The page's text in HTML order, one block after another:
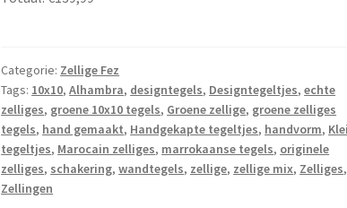
Fez
16
aantal
Categorie: Zellige Fez
Tags: 10x10,Alhambra, designtegels, Designtegeltjes,echte
zelliges, groene 10x10 tegels, Groene zellige, groene zelliges
tegels, hand gemaakt, Handgekapte tegeltjes, handvorm,
tegeltjes, Marocain zelliges, marrokaanse tegels, originele
zelliges, schakering,wandtegels, zellige, zellige mix, Zelliges,
Zellingen